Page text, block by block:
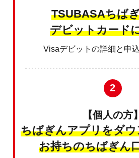
TSUBASAちば
デビットカード
Visaデビットの詳細と申
2
【個人の方】
ちばぎんアプリをダ
お持ちのちばぎん